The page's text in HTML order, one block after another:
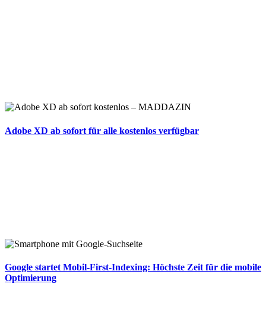
Adobe XD ab sofort für alle kostenlos verfügbar
Google startet Mobil-First-Indexing: Höchste Zeit für die mobile
Optimierung